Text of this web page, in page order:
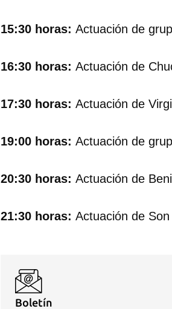
15:30 horas: Actuación de
16:30 horas: Actuación de
17:30 horas: Actuación de
19:00 horas: Actuación de
20:30 horas: Actuación de
21:30 horas: Actuación de
Boletín